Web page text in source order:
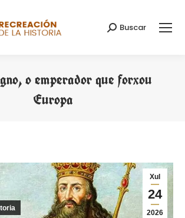
Search:
Buscar
o emperador que forxou
Europa
Xul
24
2026